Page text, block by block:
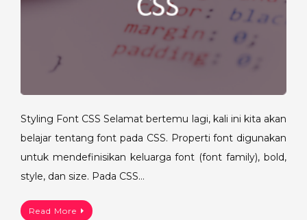
Styling Font CSS Selamat bertemu lagi, kali ini kita akan
belajar tentang font pada CSS. Properti font digunakan
untuk mendefinisikan keluarga font (font family), bold,
style, dan size. Pada CSS…
Read More